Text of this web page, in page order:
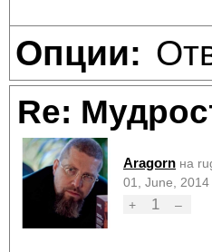
Опции:
Re:
Aragorn на
01, June, 2014
+
1 –